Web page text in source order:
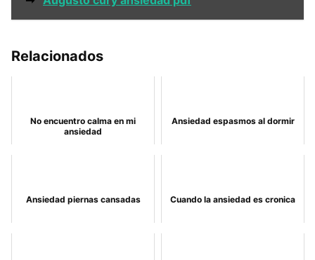
Relacionados
No encuentro calma en mi
ansiedad
Ansiedad espasmos al dormir
Ansiedad piernas cansadas Cuando la ansiedad es cronica